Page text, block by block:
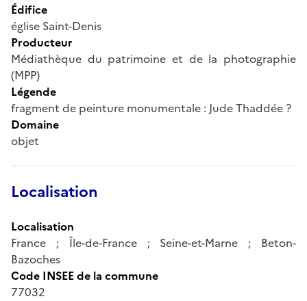
Édifice
église Saint-Denis
Producteur
Médiathèque du patrimoine et de la photographie
(MPP)
Légende
fragment de peinture monumentale : Jude Thaddée ?
Domaine
objet
Localisation
Localisation
France ; Île-de-France ; Seine-et-Marne ; Beton-
Bazoches
Code INSEE de la commune
77032